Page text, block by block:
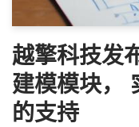
越擎科技发
建模模块，
的支持